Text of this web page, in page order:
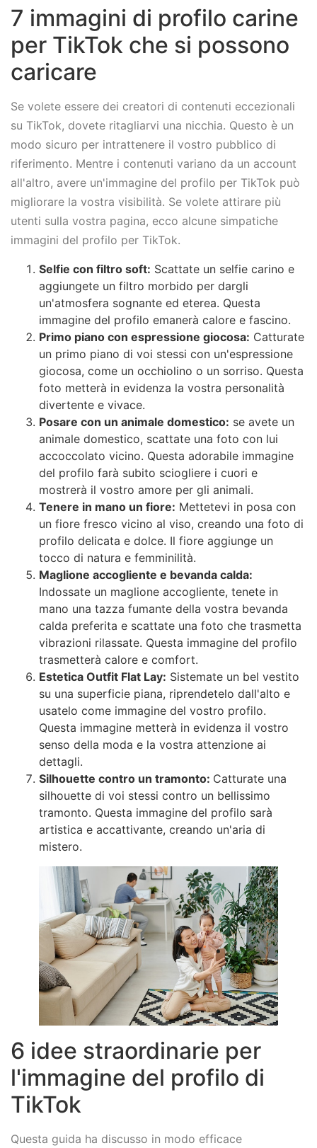
7 immagini di profilo carine
per TikTok che si possono
caricare
Se volete essere dei creatori di contenuti eccezionali
su TikTok, dovete ritagliarvi una nicchia. Questo è un
modo sicuro per intrattenere il vostro pubblico di
riferimento. Mentre i contenuti variano da un account
all'altro, avere un'immagine del profilo per TikTok può
migliorare la vostra visibilità. Se volete attirare più
utenti sulla vostra pagina, ecco alcune simpatiche
immagini del profilo per TikTok.
Selfie con filtro soft: Scattate un selfie carino e
aggiungete un filtro morbido per dargli
un'atmosfera sognante ed eterea. Questa
immagine del profilo emanerà calore e fascino.
Primo piano con espressione giocosa: Catturate
un primo piano di voi stessi con un'espressione
giocosa, come un occhiolino o un sorriso. Questa
foto metterà in evidenza la vostra personalità
divertente e vivace.
Posare con un animale domestico: se avete un
animale domestico, scattate una foto con lui
accoccolato vicino. Questa adorabile immagine
del profilo farà subito sciogliere i cuori e
mostrerà il vostro amore per gli animali.
Tenere in mano un fiore: Mettetevi in posa con
un fiore fresco vicino al viso, creando una foto di
profilo delicata e dolce. Il fiore aggiunge un
tocco di natura e femminilità.
Maglione accogliente e bevanda calda:
Indossate un maglione accogliente, tenete in
mano una tazza fumante della vostra bevanda
calda preferita e scattate una foto che trasmetta
vibrazioni rilassate. Questa immagine del profilo
trasmetterà calore e comfort.
Estetica Outfit Flat Lay: Sistemate un bel vestito
su una superficie piana, riprendetelo dall'alto e
usatelo come immagine del vostro profilo.
Questa immagine metterà in evidenza il vostro
senso della moda e la vostra attenzione ai
dettagli.
Silhouette contro un tramonto: Catturate una
silhouette di voi stessi contro un bellissimo
tramonto. Questa immagine del profilo sarà
artistica e accattivante, creando un'aria di
mistero.
6 idee straordinarie per
l'immagine del profilo di
TikTok
Questa guida ha discusso in modo efficace